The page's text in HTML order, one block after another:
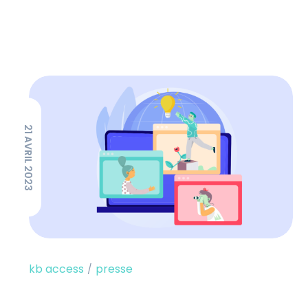
21 AVRIL 2023
kb access presse